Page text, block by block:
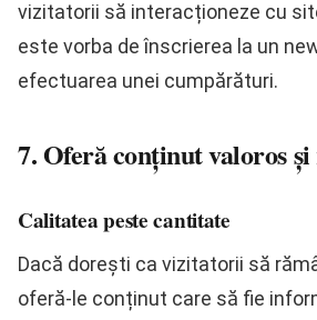
vizitatorii să interacționeze cu
este vorba de înscrierea la un
efectuarea unei cumpărături.
7. Oferă conținut valoros
Calitatea peste cantitate
Dacă dorești ca vizitatorii să
oferă-le conținut care să fie